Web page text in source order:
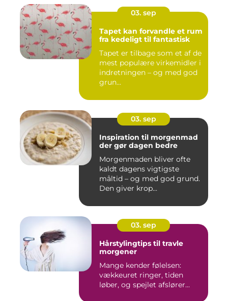
03. sep
Tapet kan forvandle et rum
fra kedeligt til fantastisk
Tapet er tilbage som et af de
mest populære virkemidler i
indretningen – og med god
grun...
03. sep
Inspiration til morgenmad
der gør dagen bedre
Morgenmaden bliver ofte
kaldt dagens vigtigste
måltid – og med god grund.
Den giver krop...
03. sep
Hårstylingtips til travle
morgener
Mange kender følelsen:
vækkeuret ringer, tiden
løber, og spejlet afslører...